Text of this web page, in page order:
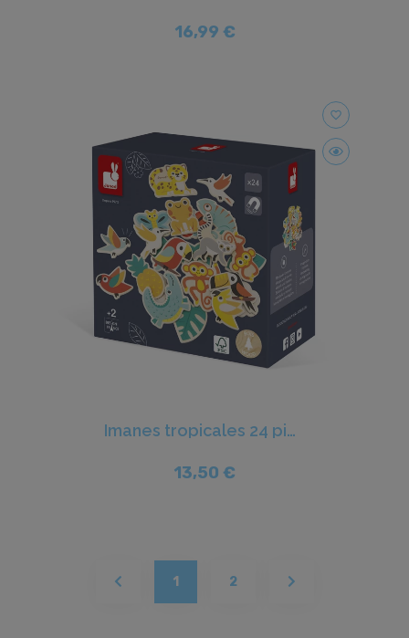
16,99 €
favorite_border
Imanes tropicales 24 piezas Tropik - Janod
13,50 €
1(current)
2